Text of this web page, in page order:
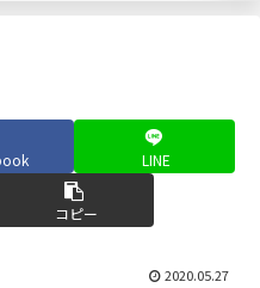
LINE
コピー
2020.05.27